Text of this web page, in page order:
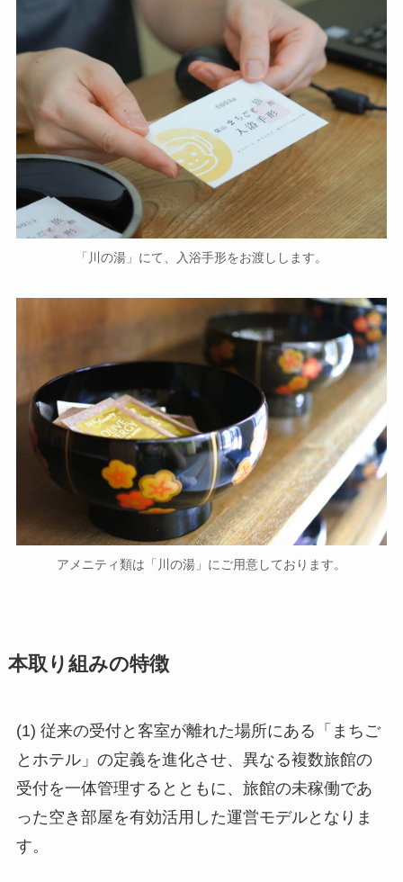
「川の湯」にて、入浴手形をお渡しします。
アメニティ類は「川の湯」にご用意しております。
本取り組みの特徴
(1) 従来の受付と客室が離れた場所にある「まちご
とホテル」の定義を進化させ、異なる複数旅館の
受付を一体管理するとともに、旅館の未稼働であ
った空き部屋を有効活用した運営モデルとなりま
す。